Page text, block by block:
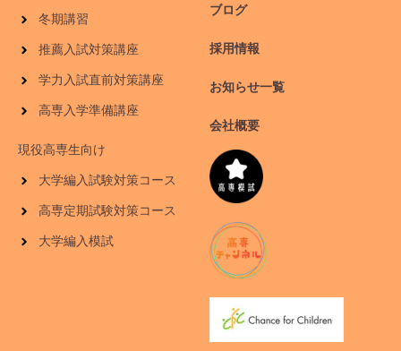
冬期講習
推薦入試対策講座
学力入試直前対策講座
高専入学準備講座
現役高専生向け
大学編入試験対策コース
高専定期試験対策コース
大学編入模試
ブログ
採用情報
お知らせ一覧
会社概要